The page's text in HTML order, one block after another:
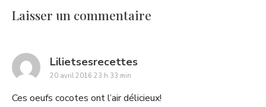
Laisser un commentaire
Lilietsesrecettessays:
20 avril 2016 23 h 33 min
Ces oeufs cocotes ont l’air délicieux!